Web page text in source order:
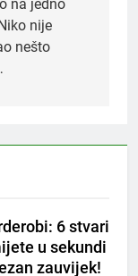
na jedno
nije
nešto
6 stvari
u sekundi
zauvijek!
– prirodni
rutinu